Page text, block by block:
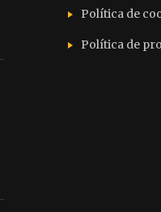
Política de
Política de